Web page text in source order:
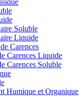
Soluble
Liquide
Carences
Carences Liquide
Carences Soluble
Humique et Organique